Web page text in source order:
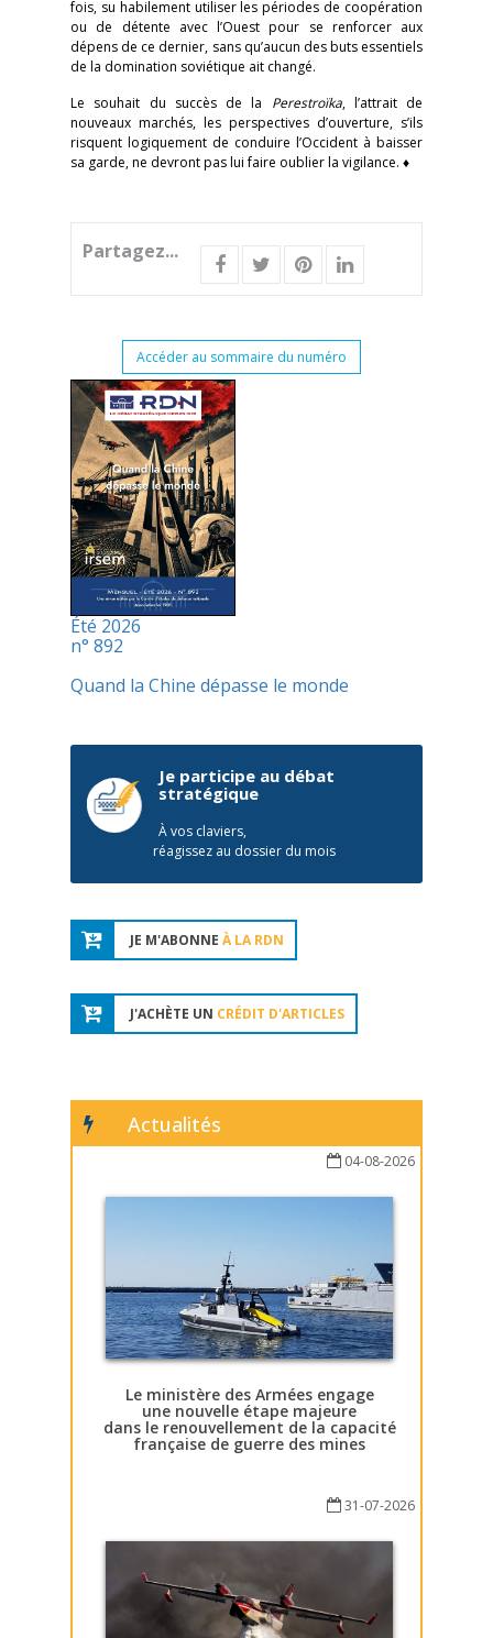
fois, su habilement utiliser les périodes de coopération
ou de détente avec l’Ouest pour se renforcer aux
dépens de ce dernier, sans qu’aucun des buts essentiels
de la domination soviétique ait changé.
Le souhait du succès de la Perestroïka, l’attrait de
nouveaux marchés, les perspectives d’ouverture, s’ils
risquent logiquement de conduire l’Occident à baisser
sa garde, ne devront pas lui faire oublier la vigilance. ♦
Partagez...
Accéder au sommaire du numéro
Été 2026
n° 892
Quand la Chine dépasse le monde
Je participe au débat
stratégique
À vos claviers,
réagissez au dossier du mois
JE M'ABONNE À LA RDN
J'ACHÈTE UN CRÉDIT D'ARTICLES
Actualités
04-08-2026
Le ministère des Armées engage
une nouvelle étape majeure
dans le renouvellement de la capacité
française de guerre des mines
31-07-2026